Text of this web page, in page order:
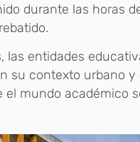
durante las horas
las entidades
su contexto urbano
el mundo académico